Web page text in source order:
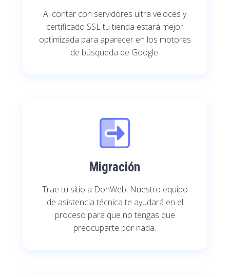
Al contar con servidores ultra veloces y
certificado SSL tu tienda estará mejor
optimizada para aparecer en los motores
de búsqueda de Google.
Migración
Trae tu sitio a DonWeb. Nuestro equipo
de asistencia técnica te ayudará en el
proceso para que no tengas que
preocuparte por nada.